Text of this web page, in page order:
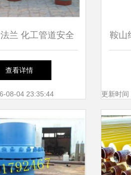
兰 化工管道安全
保的双重保障
查看详情
08-04 23:35:44
鞍山
更新时